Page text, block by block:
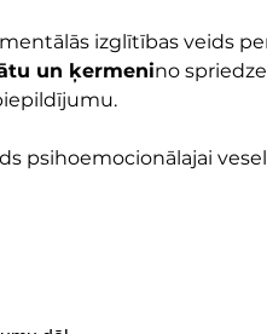
izglītības veids
un ķermenino
psihoemocionālajai